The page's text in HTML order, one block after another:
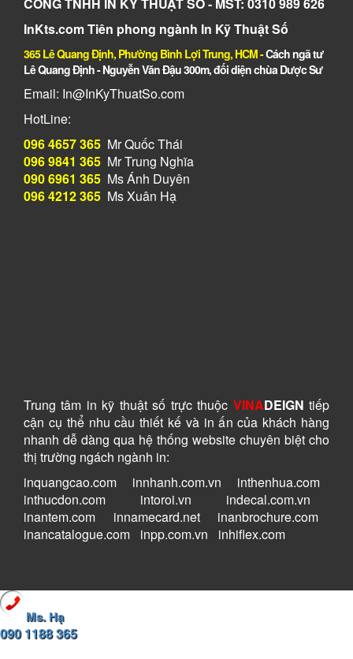
CÔNG TNHH IN KỸ THUẬT SỐ - MST: 0310 989 626
InKts.com Tiên phong ngành In Kỹ Thuật Số
365 Lê Quang Định, Phường Bình Lợi Trung, HCM-Cách ngã tư
Lê Quang Định - Nguyễn Văn Đậu 300m, đối diện chùa Dược Sư
Email: In@InKyThuatSo.com
HotLine:
096 4657 365 Mr Quốc Thái
096 9841 365 Mr Trung Nghĩa
090 6961 365 Ms Ánh Duyên
096 4212 365 Ms Xuân Hạ
Trung tâm in kỹ thuật số trực thuộc VINADEIGN tiếp
cận cụ thể nhu cầu thiết kế và in ấn của khách hàng
nhanh dễ dàng qua hệ thống website chuyên biệt cho
thị trường ngách ngành in:
inquangcao.com
innhanh.com.vn inthenhua.com-
inthucdon.com
intoroi.vn indecal.com.vn
inantem.com
innamecard.net- inanbrochure.com
inancatalogue.com
inpp.com.vn inhiflex.com
Ms. Hạ
090 1188 365